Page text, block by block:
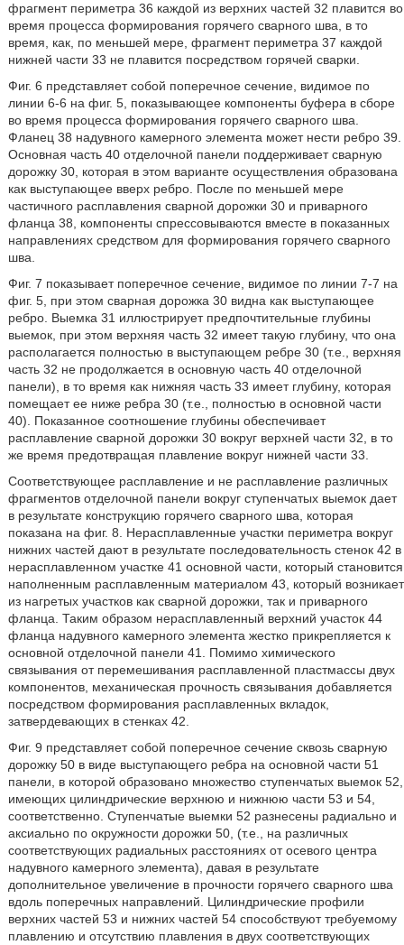
фрагмент периметра 36 каждой из верхних частей 32 плавится во
время процесса формирования горячего сварного шва, в то
время, как, по меньшей мере, фрагмент периметра 37 каждой
нижней части 33 не плавится посредством горячей сварки.
Фиг. 6 представляет собой поперечное сечение, видимое по
линии 6-6 на фиг. 5, показывающее компоненты буфера в сборе
во время процесса формирования горячего сварного шва.
Фланец 38 надувного камерного элемента может нести ребро 39.
Основная часть 40 отделочной панели поддерживает сварную
дорожку 30, которая в этом варианте осуществления образована
как выступающее вверх ребро. После по меньшей мере
частичного расплавления сварной дорожки 30 и приварного
фланца 38, компоненты спрессовываются вместе в показанных
направлениях средством для формирования горячего сварного
шва.
Фиг. 7 показывает поперечное сечение, видимое по линии 7-7 на
фиг. 5, при этом сварная дорожка 30 видна как выступающее
ребро. Выемка 31 иллюстрирует предпочтительные глубины
выемок, при этом верхняя часть 32 имеет такую глубину, что она
располагается полностью в выступающем ребре 30 (т.е., верхняя
часть 32 не продолжается в основную часть 40 отделочной
панели), в то время как нижняя часть 33 имеет глубину, которая
помещает ее ниже ребра 30 (т.е., полностью в основной части
40). Показанное соотношение глубины обеспечивает
расплавление сварной дорожки 30 вокруг верхней части 32, в то
же время предотвращая плавление вокруг нижней части 33.
Соответствующее расплавление и не расплавление различных
фрагментов отделочной панели вокруг ступенчатых выемок дает
в результате конструкцию горячего сварного шва, которая
показана на фиг. 8. Нерасплавленные участки периметра вокруг
нижних частей дают в результате последовательность стенок 42 в
нерасплавленном участке 41 основной части, который становится
наполненным расплавленным материалом 43, который возникает
из нагретых участков как сварной дорожки, так и приварного
фланца. Таким образом нерасплавленный верхний участок 44
фланца надувного камерного элемента жестко прикрепляется к
основной отделочной панели 41. Помимо химического
связывания от перемешивания расплавленной пластмассы двух
компонентов, механическая прочность связывания добавляется
посредством формирования расплавленных вкладок,
затвердевающих в стенках 42.
Фиг. 9 представляет собой поперечное сечение сквозь сварную
дорожку 50 в виде выступающего ребра на основной части 51
панели, в которой образовано множество ступенчатых выемок 52,
имеющих цилиндрические верхнюю и нижнюю части 53 и 54,
соответственно. Ступенчатые выемки 52 разнесены радиально и
аксиально по окружности дорожки 50, (т.е., на различных
соответствующих радиальных расстояниях от осевого центра
надувного камерного элемента), давая в результате
дополнительное увеличение в прочности горячего сварного шва
вдоль поперечных направлений. Цилиндрические профили
верхних частей 53 и нижних частей 54 способствуют требуемому
плавлению и отсутствию плавления в двух соответствующих